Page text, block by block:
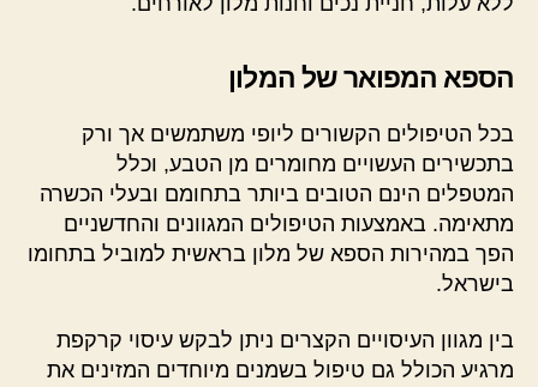
הספא המפואר של המלון
בכל הטיפולים הקשורים ליופי משתמשים אך ורק
בתכשירים העשויים מחומרים מן הטבע, וכלל
המטפלים הינם הטובים ביותר בתחומם ובעלי הכשרה
מתאימה. באמצעות הטיפולים המגוונים והחדשניים
הפך במהירות הספא של מלון בראשית למוביל בתחומו
בישראל.
בין מגוון העיסויים הקצרים ניתן לבקש עיסוי קרקפת
מרגיע הכולל גם טיפול בשמנים מיוחדים המזינים את